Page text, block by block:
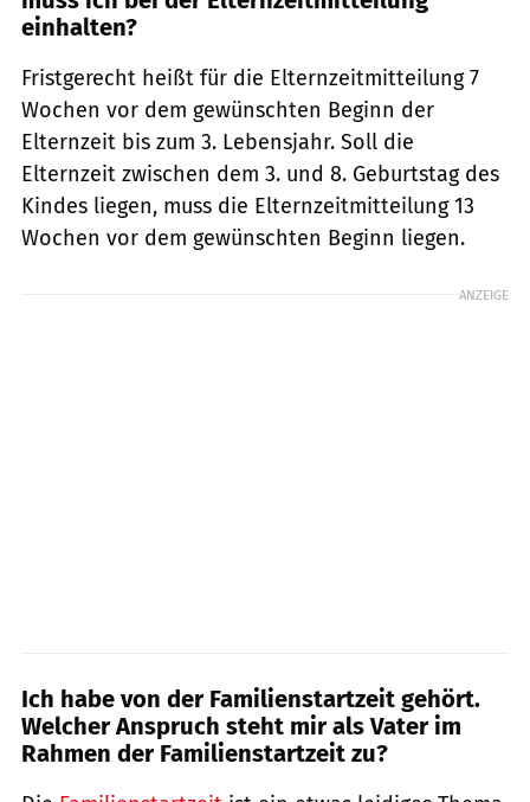
einhalten?
Fristgerecht heißt für die Elternzeitmitteilung 7
Wochen vor dem gewünschten Beginn der
Elternzeit bis zum 3. Lebensjahr. Soll die
Elternzeit zwischen dem 3. und 8. Geburtstag des
Kindes liegen, muss die Elternzeitmitteilung 13
Wochen vor dem gewünschten Beginn liegen.
ANZEIGE
Ich habe von der Familienstartzeit gehört.
Welcher Anspruch steht mir als Vater im
Rahmen der Familienstartzeit zu?